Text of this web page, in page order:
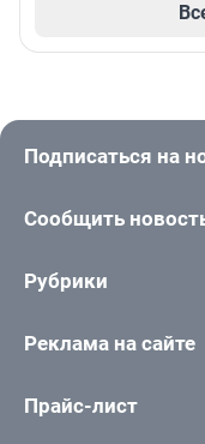
Подписаться на
Сообщить
Рубрики
Реклама на сайте
Прайс-лист